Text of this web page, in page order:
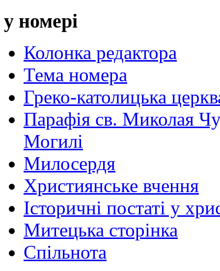
у номері
Колонка редактора
Тема номера
Греко-католицька
Парафія св. Миколая
Могилі
Милосердя
Християнське вчення
Історичні постаті у
Митецька сторінка
Спільнота